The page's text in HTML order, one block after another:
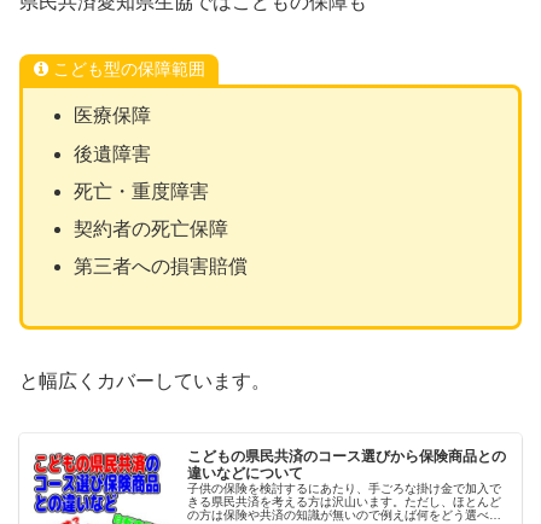
こども型の保障範囲
医療保障
後遺障害
死亡・重度障害
契約者の死亡保障
第三者への損害賠償
と幅広くカバーしています。
こどもの県民共済のコース選びから保険商品との
違いなどについて
子供の保険を検討するにあたり、手ごろな掛け金で加入で
きる県民共済を考える方は沢山います。ただし、ほとんど
の方は保険や共済の知識が無いので例えば何をどう選べば